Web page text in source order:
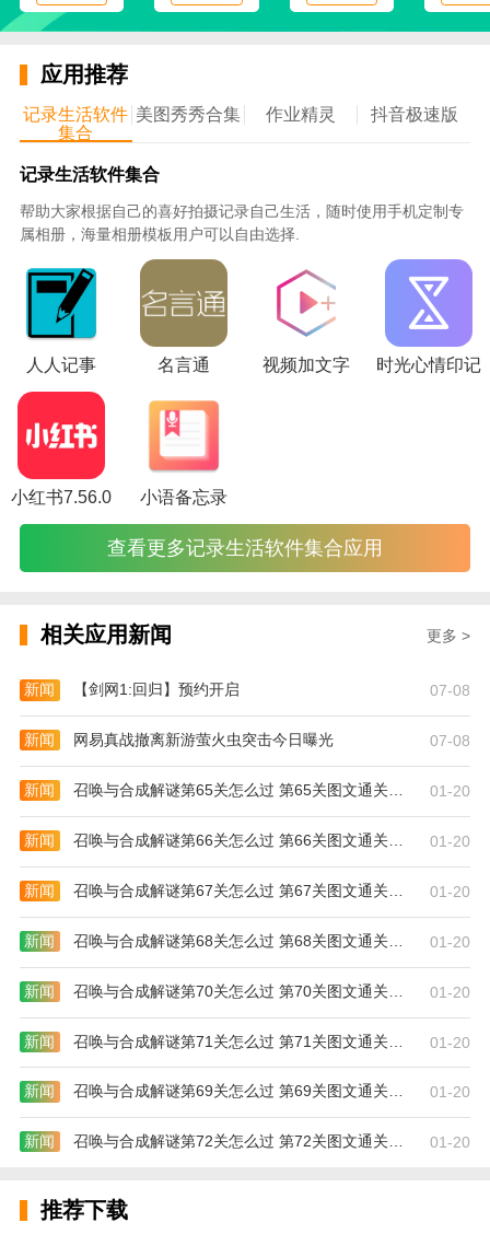
南北爱买网app免费版
功能介绍
1，依托于平台非常庞大的渠道来进行丰富的商品上架
和管理，让所有用户都可以更加轻松的来进行各种商品
的挑选和购买，种类丰富满足所有用户的需求。
2，通过对于所有商品的种类来进行综合的划分，为用
户呈现了非常专业的分类购物模式，包括手机配件、电
脑配件以及打印机耗材还有各种电子数码等等。
3，同时平台还有着非常独特的活动模式来进行所有商
还有拼团等等，让用户的购物过程更加轻松。
软件亮点
券，还有购物红包可以领取;
物，超多商品折扣也很多;
3、在这里购物越多，也能赚取更多的商品返利奖金，
还能推广商品赚取收益。
使用说明
1，海量商品，种类丰富，软件中拥有非常多样化的商
品类型，为所有用户提供了非常专业的商品内容，包括
ID按数字数码以及
2，专属渠道，物流配送，用户购买的所有商品都会依
道让商品物流运输更加高速，飞速送达到用户手上。
3，福利折扣，优惠多多，软件内部拥有丰富的各种优
惠活动，用户可以选择参加拼团模式也可以参加优惠砍
价以及折扣劵和抽奖等等，让购物更优惠。
软件内容
【首页】有应季的单品，姐妹装潮搭，出行穿搭，为你
解决了“出门应该怎么穿“的小难题，给你最超值的限量
单品，手机购买更方便实惠。
的统统在热门推荐。
应用推荐
记录生活软件
集合
美图秀秀合集 作业精灵 抖音极速版
记录生活软件集合
帮助大家根据自己的喜好拍摄记录自己生活，随时使用手机定制专
属相册，海量相册模板用户可以自由选择.
人人记事 名言通 视频加文字 时光心情印记
小红书7.56.0 小语备忘录
查看更多记录生活软件集合应用
相关应用新闻 更多 >
新闻 【剑网1:回归】预约开启 07-08
新闻 网易真战撤离新游萤火虫突击今日曝光 07-08
新闻 召唤与合成解谜第65关怎么过 第65关图文通关攻略 01-20
新闻 召唤与合成解谜第66关怎么过 第66关图文通关攻略 01-20
新闻 召唤与合成解谜第67关怎么过 第67关图文通关攻略 01-20
新闻 召唤与合成解谜第68关怎么过 第68关图文通关攻略 01-20
新闻 召唤与合成解谜第70关怎么过 第70关图文通关攻略 01-20
新闻 召唤与合成解谜第71关怎么过 第71关图文通关攻略 01-20
新闻 召唤与合成解谜第69关怎么过 第69关图文通关攻略 01-20
新闻 召唤与合成解谜第72关怎么过 第72关图文通关攻略 01-20
推荐下载